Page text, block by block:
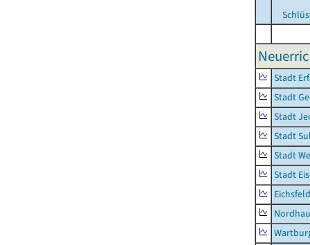
Stadt
Stadt
Stadt
Stadt
Stadt
Stadt
Eichsfeld